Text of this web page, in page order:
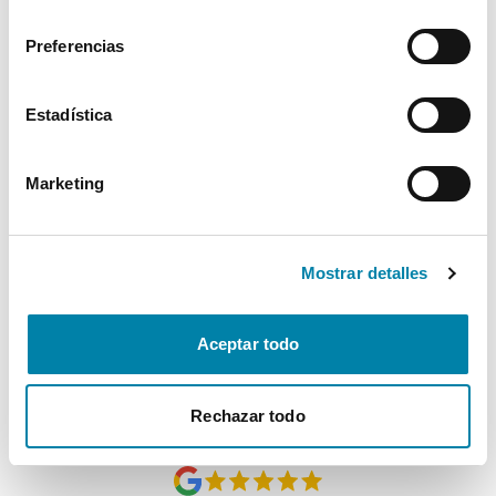
Preferencias
Estadística
Marketing
Mostrar detalles
Aceptar todo
Rechazar todo
Confort
específicos del vehículo.
Para cualquier duda, contacta con nuestro equipo.